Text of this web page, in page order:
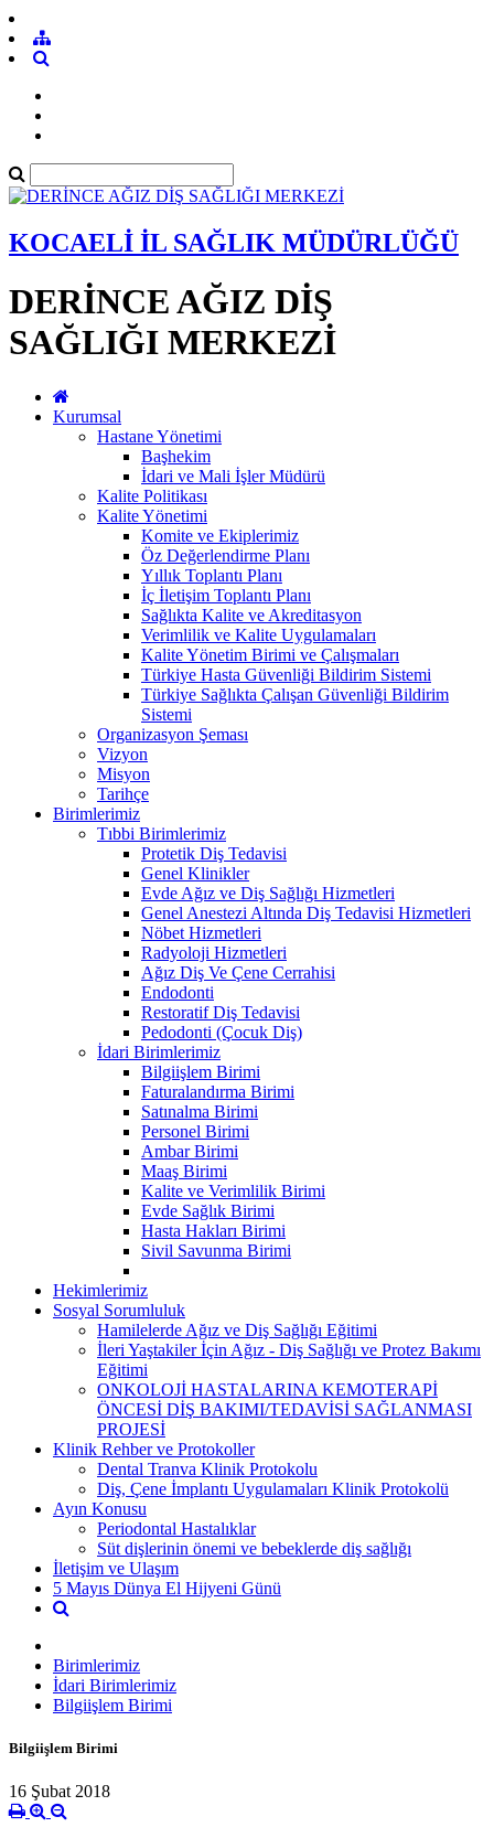
KOCAELİ İL SAĞLIK MÜDÜRLÜĞÜ
DERİNCE AĞIZ DİŞ
SAĞLIĞI MERKEZİ
Kurumsal
Hastane Yönetimi
Başhekim
İdari ve Mali İşler Müdürü
Kalite Politikası
Kalite Yönetimi
Komite ve Ekiplerimiz
Öz Değerlendirme Planı
Yıllık Toplantı Planı
İç İletişim Toplantı Planı
Sağlıkta Kalite ve Akreditasyon
Verimlilik ve Kalite Uygulamaları
Kalite Yönetim Birimi ve Çalışmaları
Türkiye Hasta Güvenliği Bildirim Sistemi
Türkiye Sağlıkta Çalışan Güvenliği Bildirim
Sistemi
Organizasyon Şeması
Vizyon
Misyon
Tarihçe
Birimlerimiz
Tıbbi Birimlerimiz
Protetik Diş Tedavisi
Genel Klinikler
Evde Ağız ve Diş Sağlığı Hizmetleri
Genel Anestezi Altında Diş Tedavisi Hizmetleri
Nöbet Hizmetleri
Radyoloji Hizmetleri
Ağız Diş Ve Çene Cerrahisi
Endodonti
Restoratif Diş Tedavisi
Pedodonti (Çocuk Diş)
İdari Birimlerimiz
Bilgiişlem Birimi
Faturalandırma Birimi
Satınalma Birimi
Personel Birimi
Ambar Birimi
Maaş Birimi
Kalite ve Verimlilik Birimi
Evde Sağlık Birimi
Hasta Hakları Birimi
Sivil Savunma Birimi
Hekimlerimiz
Sosyal Sorumluluk
Hamilelerde Ağız ve Diş Sağlığı Eğitimi
İleri Yaştakiler İçin Ağız - Diş Sağlığı ve Protez Bakımı
Eğitimi
ONKOLOJİ HASTALARINA KEMOTERAPİ
ÖNCESİ DİŞ BAKIMI/TEDAVİSİ SAĞLANMASI
PROJESİ
Klinik Rehber ve Protokoller
Dental Tranva Klinik Protokolu
Diş, Çene İmplantı Uygulamaları Klinik Protokolü
Ayın Konusu
Periodontal Hastalıklar
Süt dişlerinin önemi ve bebeklerde diş sağlığı
İletişim ve Ulaşım
5 Mayıs Dünya El Hijyeni Günü
Birimlerimiz
İdari Birimlerimiz
Bilgiişlem Birimi
Bilgiişlem Birimi
16 Şubat 2018